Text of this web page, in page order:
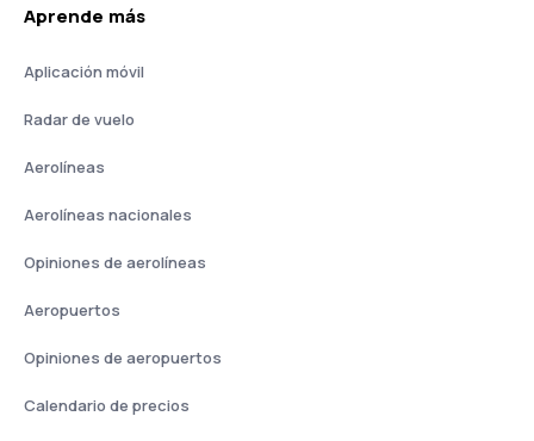
Aprende más
Aplicación móvil
Radar de vuelo
Aerolíneas
Aerolíneas nacionales
Opiniones de aerolíneas
Aeropuertos
Opiniones de aeropuertos
Calendario de precios